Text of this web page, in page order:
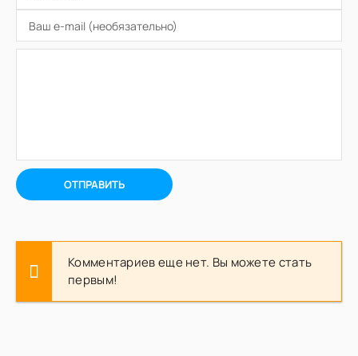
ОТПРАВИТЬ
Комментариев еще нет. Вы можете стать
первым!